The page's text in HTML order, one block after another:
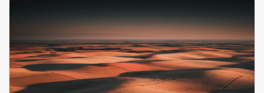
a empresa ainda precisa descobrir.